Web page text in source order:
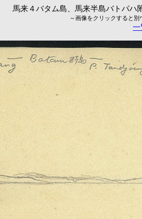
馬来４バタム島、馬来半島バトパハ
～画像をクリックすると
一